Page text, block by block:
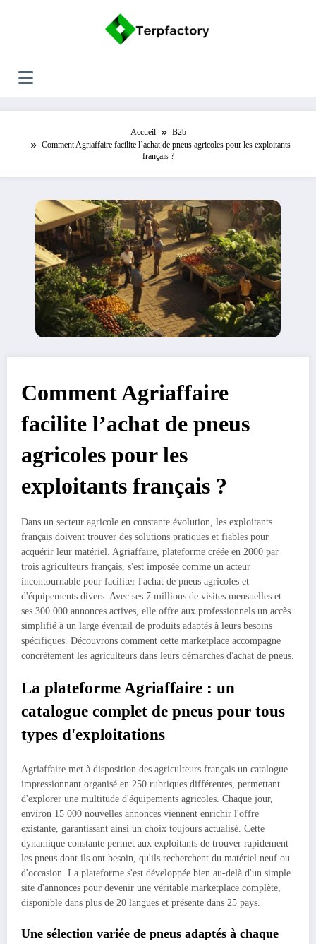
Accueil
B2b
Comment Agriaffaire facilite l’achat de pneus agricoles pour les exploitants
français ?
Comment Agriaffaire
facilite l’achat de pneus
agricoles pour les
exploitants français ?
Dans un secteur agricole en constante évolution, les exploitants
français doivent trouver des solutions pratiques et fiables pour
acquérir leur matériel. Agriaffaire, plateforme créée en 2000 par
trois agriculteurs français, s'est imposée comme un acteur
incontournable pour faciliter l'achat de pneus agricoles et
d'équipements divers. Avec ses 7 millions de visites mensuelles et
ses 300 000 annonces actives, elle offre aux professionnels un accès
simplifié à un large éventail de produits adaptés à leurs besoins
spécifiques. Découvrons comment cette marketplace accompagne
concrètement les agriculteurs dans leurs démarches d'achat de pneus.
La plateforme Agriaffaire : un
catalogue complet de pneus pour tous
types d'exploitations
Agriaffaire met à disposition des agriculteurs français un catalogue
impressionnant organisé en 250 rubriques différentes, permettant
d'explorer une multitude d'équipements agricoles. Chaque jour,
environ 15 000 nouvelles annonces viennent enrichir l'offre
existante, garantissant ainsi un choix toujours actualisé. Cette
dynamique constante permet aux exploitants de trouver rapidement
les pneus dont ils ont besoin, qu'ils recherchent du matériel neuf ou
d'occasion. La plateforme s'est développée bien au-delà d'un simple
site d'annonces pour devenir une véritable marketplace complète,
disponible dans plus de 20 langues et présente dans 25 pays.
Une sélection variée de pneus adaptés à chaque